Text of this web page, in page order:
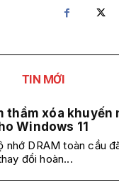
TIN MỚI
thầm xóa khuyến
Windows 11
nhớ DRAM toàn cầu
đổi hoàn...